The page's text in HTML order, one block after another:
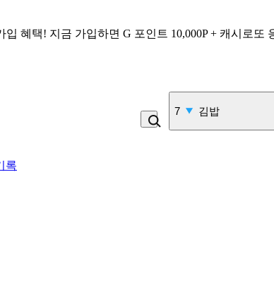
입 혜택! 지금 가입하면 G 포인트 10,000P + 캐시로또
7 김밥
록